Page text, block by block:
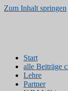
Zum Inhalt springen
Start
alle Beiträge
Lehre
Partner